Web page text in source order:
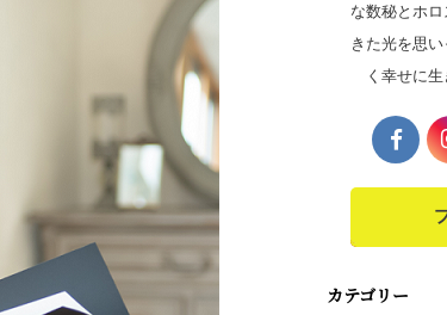
な数秘とホ
きた光を思
く幸せに
カテゴリー